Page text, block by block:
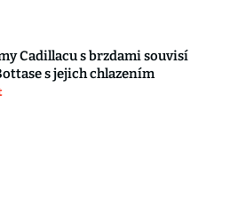
Cadillacu s brzdami souvisí
s jejich chlazením